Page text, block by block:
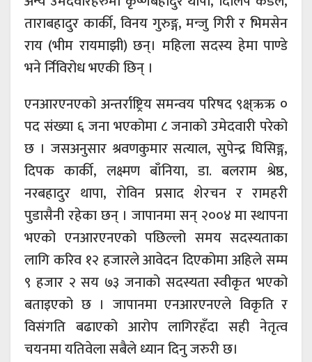
ताराबहादुर कार्की, विनय गुरुङ्ग, मन्जु गिरी र भिमसेन
राय (भीम रायमाझी) छन्। महिला सदस्य हेमा पाण्डे
भने र्निविरोध भएकी छिन् ।
एनआरएनएको अन्तर्राष्ट्रिय समन्वय परिषद ९क्ष्ऋऋ ०
पद संख्या ६ जना भएकोमा ८ जनाको उमेदवारी परेको
छ । जसअनुसार श्रवणकुमार सत्याल, सुपेन्द्र घिसिङ्ग,
दिपक कार्की, लक्ष्मण बाँनिया, डा. बलराम श्रेष्ठ,
नरबहादुर थापा, रोविन प्रसाद शेरचन र रामहरी
पुडासैनी रहेका छन् । जापानमा सन् २००४ मा स्थापना
भएको एनआरएनएको पछिल्लो समय सदस्यताका
लागि करिव १२ हजारले आवेदन दिएकोमा अहिले सम्म
९ हजार २ सय ७३ जनाको सदस्यता स्वीकृत भएको
बताइएको छ । जापानमा एनआरएनएले विकृति र
विसंगति बढाएको आरोप लागिरहँदा सही नेतृत्व
चयनमा यतिवेला सबैले ध्यान दिनु जरुरी छ।